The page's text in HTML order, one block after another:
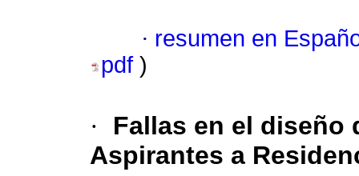
· resumen en
pdf )
·
Fallas en el diseño
Aspirantes a